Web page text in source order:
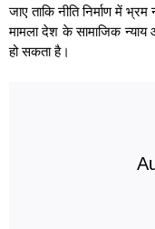
जाए ताकि नीति निर्माण में
मामला देश के सामाजिक
हो सकता है।